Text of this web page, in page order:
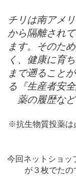
チリは南アメ
から隔離され
ます。そのた
く、健康に育
まで遡ること
る『生産者安
薬の履歴な
※抗生物質投薬は
今回ネットショッ
が３枚でたの